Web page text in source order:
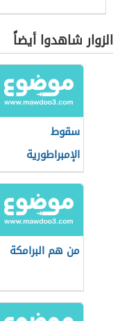
الزوار شاهدوا أيضاً
سقوط
الإمبراطورية
الرومانية
من هم البرامكة